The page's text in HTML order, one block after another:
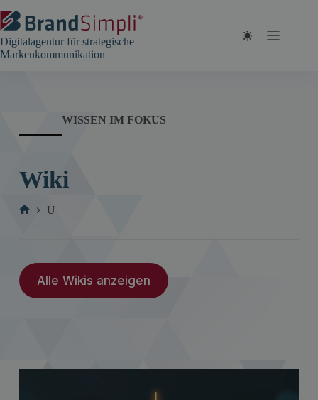
Inhalt
springen
Digitalagentur für strategische
Markenkommunikation
WISSEN IM FOKUS
Wiki
U
Alle Wikis anzeigen